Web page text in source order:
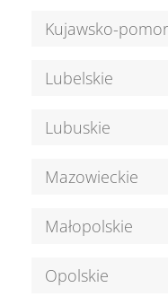
Kujawsko-
Lubelskie
Lubuskie
Mazowieckie
Małopolskie
Opolskie